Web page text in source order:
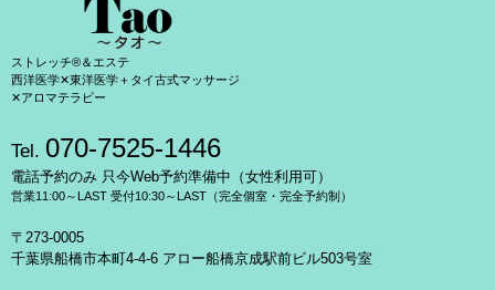
ストレッチ®＆エステ
西洋医学✕東洋医学＋タイ古式マッサージ
✕アロマテラピー
Tel. 070-7525-1446
電話予約のみ 只今Web予約準備中（女性利用可）
営業11:00～LAST 受付10:30～LAST（完全個室・完全予約制）
〒273-0005
千葉県船橋市本町4-4-6 アロー船橋京成駅前ビル503号室